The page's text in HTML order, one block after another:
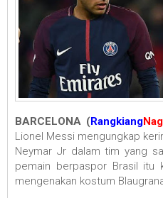
BARCELONA (Rangkiang
Lionel Messi mengungkap
Neymar Jr dalam tim yang
pemain berpaspor Brasil itu
mengenakan kostum